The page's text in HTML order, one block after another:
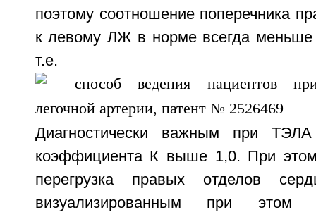
поэтому соотношение поперечника
к левому ЛЖ в норме всегда меньше
т.е.
Диагностически важным при
коэффициента К выше 1,0. При этом
перегрузка правых отделов
визуализированным при этом